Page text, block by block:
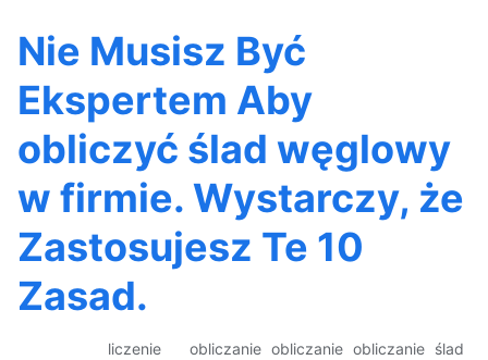
Nie Musisz Być
Ekspertem Aby
obliczyć ślad węglowy
w firmie. Wystarczy, że
Zastosujesz Te 10
Zasad.
liczenie
obliczanie obliczanie obliczanie ślad